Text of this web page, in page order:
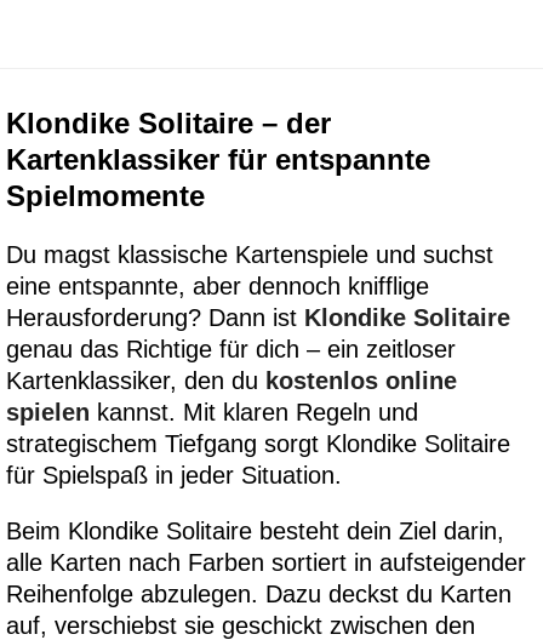
Klondike Solitaire – der
Kartenklassiker für entspannte
Spielmomente
Du magst klassische Kartenspiele und suchst
eine entspannte, aber dennoch knifflige
Herausforderung? Dann ist Klondike Solitaire
genau das Richtige für dich – ein zeitloser
Kartenklassiker, den du kostenlos online
spielen kannst. Mit klaren Regeln und
strategischem Tiefgang sorgt Klondike Solitaire
für Spielspaß in jeder Situation.
Beim Klondike Solitaire besteht dein Ziel darin,
alle Karten nach Farben sortiert in aufsteigender
Reihenfolge abzulegen. Dazu deckst du Karten
auf, verschiebst sie geschickt zwischen den